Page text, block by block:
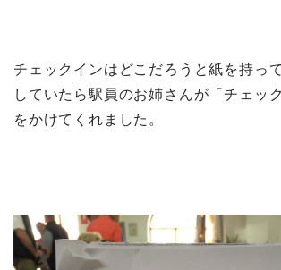
チェックインはどこだろうと紙を持っ
していたら駅員のお姉さんが「チェッ
をかけてくれました。